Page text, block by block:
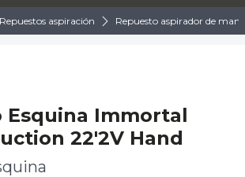
Repuestos aspiración Repuesto aspirador de mano
Esquina Immortal
22'2V Hand